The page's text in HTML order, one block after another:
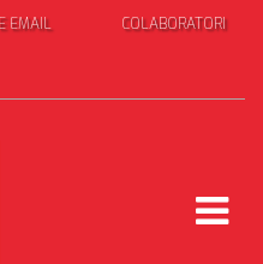
EMAIL COLABORATORI